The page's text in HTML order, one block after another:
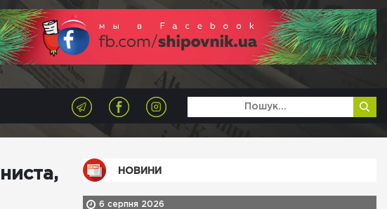
НОВИНИ
6 серпня 2026